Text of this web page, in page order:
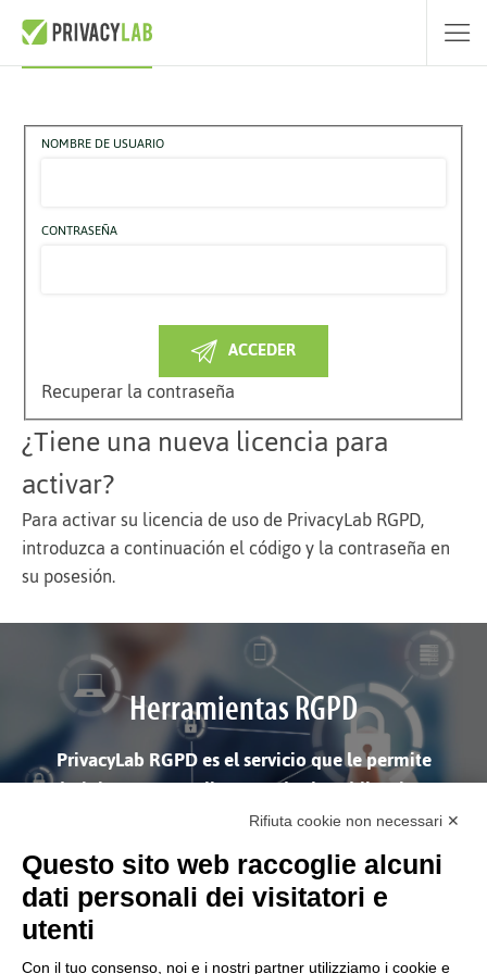
NOMBRE DE USUARIO
CONTRASEÑA
ACCEDER
Recuperar la contraseña
¿Tiene una nueva licencia para
activar?
Para activar su licencia de uso de PrivacyLab RGPD,
introduzca a continuación el código y la contraseña en
su posesión.
Herramientas RGPD
PrivacyLab RGPD es el servicio que le permite
administrar y cumplir con todas las obligaciones
previstas por el Reglamento UE 2016/679 sobre el
tratamiento de datos
Rifiuta cookie non necessari ✕
Questo sito web raccoglie alcuni
dati personali dei visitatori e
utenti
Con il tuo consenso, noi e i nostri partner utilizziamo i cookie e